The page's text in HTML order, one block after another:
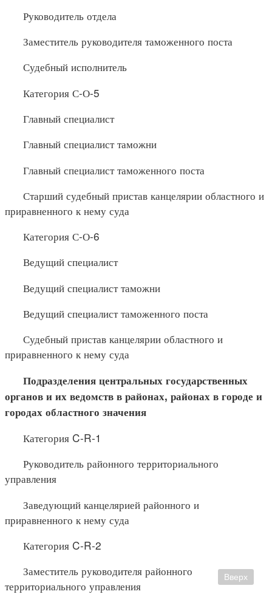
Руководитель отдела
Заместитель руководителя таможенного поста
Судебный исполнитель
Категория С-О-5
Главный специалист
Главный специалист таможни
Главный специалист таможенного поста
Старший судебный пристав канцелярии областного и
приравненного к нему суда
Категория С-О-6
Ведущий специалист
Ведущий специалист таможни
Ведущий специалист таможенного поста
Судебный пристав канцелярии областного и
приравненного к нему суда
Подразделения центральных государственных
органов и их ведомств в районах, районах в городе и
городах областного значения
Категория C-R-1
Руководитель районного территориального
управления
Заведующий канцелярией районного и
приравненного к нему суда
Категория C-R-2
Заместитель руководителя районного
территориального управления
Вверх